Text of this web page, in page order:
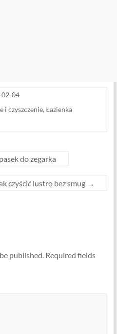
02-04
i czyszczenie, Łazienka
do zegarka
czyścić lustro bez smug →
published. Required fields